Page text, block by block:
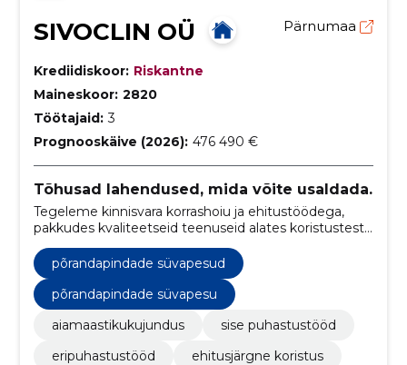
SIVOCLIN OÜ Pärnumaa
Krediidiskoor: Riskantne
Maineskoor: 2820
Töötajaid: 3
Prognooskäive (2026): 476 490 €
Tõhusad lahendused, mida võite usaldada.
Tegeleme kinnisvara korrashoiu ja ehitustöödega,
pakkudes kvaliteetseid teenuseid alates koristustest
põrandapindade süvapesud
põrandapindade süvapesu
aiamaastikukujundus
sise puhastustööd
eripuhastustööd
ehitusjärgne koristus